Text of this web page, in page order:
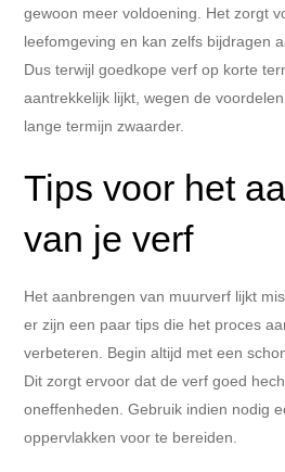
gewoon meer voldoening. Het zorgt
leefomgeving en kan zelfs bijdragen
Dus terwijl goedkope verf op korte
aantrekkelijk lijkt, wegen de
lange termijn zwaarder.
Tips voor het
van je verf
Het aanbrengen van muurverf lijkt
er zijn een paar tips die het proces
verbeteren. Begin altijd met een
Dit zorgt ervoor dat de verf goed
oneffenheden. Gebruik indien nodig
oppervlakken voor te bereiden.